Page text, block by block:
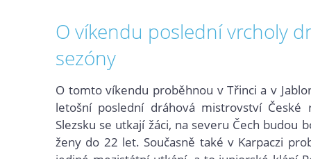
O víkendu poslední vrcholy
sezóny
O tomto víkendu proběhnou v Třinci a v
letošní poslední dráhová mistrovství České
Slezsku se utkají žáci, na severu Čech budou
ženy do 22 let. Současně také v Karpaczi